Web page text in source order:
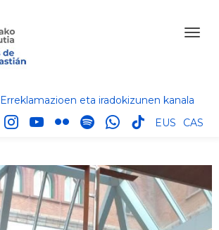
Erreklamazioen eta iradokizunen kanala
instagram
youtube
flickr spotifywhatsapp
tik
EUS CAS